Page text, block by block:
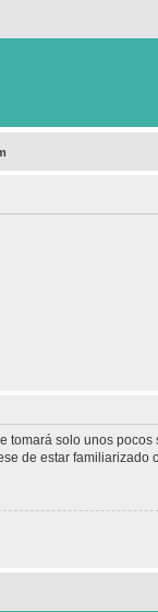
tomará solo unos
de estar